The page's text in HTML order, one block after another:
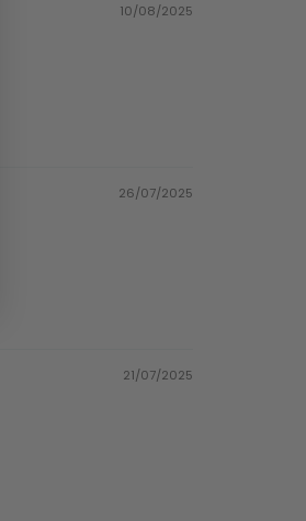
10/08/2025
26/07/2025
21/07/2025